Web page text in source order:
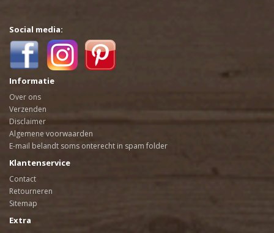
Social media:
Informatie
Over ons
Verzenden
Disclaimer
Algemene voorwaarden
E-mail belandt soms onterecht in spam folder
Klantenservice
Contact
Retourneren
Sitemap
Extra